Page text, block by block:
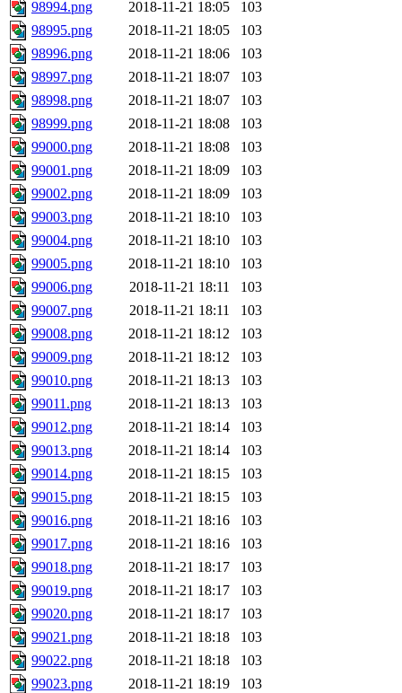
98994.png
2018-11-21 18:05
103
98995.png
2018-11-21 18:05
103
98996.png
2018-11-21 18:06
103
98997.png
2018-11-21 18:07
103
98998.png
2018-11-21 18:07
103
98999.png
2018-11-21 18:08
103
99000.png
2018-11-21 18:08
103
99001.png
2018-11-21 18:09
103
99002.png
2018-11-21 18:09
103
99003.png
2018-11-21 18:10
103
99004.png
2018-11-21 18:10
103
99005.png
2018-11-21 18:10
103
99006.png
2018-11-21 18:11
103
99007.png
2018-11-21 18:11
103
99008.png
2018-11-21 18:12
103
99009.png
2018-11-21 18:12
103
99010.png
2018-11-21 18:13
103
99011.png
2018-11-21 18:13
103
99012.png
2018-11-21 18:14
103
99013.png
2018-11-21 18:14
103
99014.png
2018-11-21 18:15
103
99015.png
2018-11-21 18:15
103
99016.png
2018-11-21 18:16
103
99017.png
2018-11-21 18:16
103
99018.png
2018-11-21 18:17
103
99019.png
2018-11-21 18:17
103
99020.png
2018-11-21 18:17
103
99021.png
2018-11-21 18:18
103
99022.png
2018-11-21 18:18
103
99023.png
2018-11-21 18:19
103